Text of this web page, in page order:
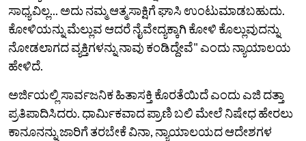
ಸಾಧ್ಯವಿಲ್ಲ... ಅದು ನಮ್ಮ ಆತ್ಮಸಾಕ್ಷಿಗೆ ಘಾಸಿ ಉಂಟುಮಾಡಬಹುದು.
ಕೋಳಿಯನ್ನು ಮೆಲ್ಲುವ ಆದರೆ ನೈವೇದ್ಯಕ್ಕಾಗಿ ಕೋಳಿ ಕೊಲ್ಲುವುದನ್ನು
ನೋಡಲಾಗದ ವ್ಯಕ್ತಿಗಳನ್ನು ನಾವು ಕಂಡಿದ್ದೇವೆ" ಎಂದು ನ್ಯಾಯಾಲಯ
ಹೇಳಿದೆ.
ಅರ್ಜಿಯಲ್ಲಿ ಸಾರ್ವಜನಿಕ ಹಿತಾಸಕ್ತಿ ಕೊರತೆಯಿದೆ ಎಂದು ಎಜಿ ದತ್ತಾ
ಪ್ರತಿಪಾದಿಸಿದರು. ಧಾರ್ಮಿಕವಾದ ಪ್ರಾಣಿ ಬಲಿ ಮೇಲೆ ನಿಷೇಧ ಹೇರಲು
ಕಾನೂನನ್ನು ಜಾರಿಗೆ ತರಬೇಕೆ ವಿನಾ, ನ್ಯಾಯಾಲಯದ ಆದೇಶಗಳ